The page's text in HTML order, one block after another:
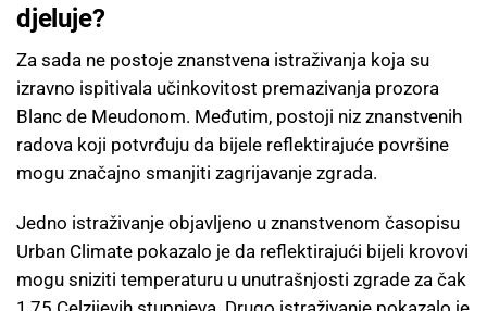
djeluje?
Za sada ne postoje znanstvena istraživanja koja su
izravno ispitivala učinkovitost premazivanja prozora
Blanc de Meudonom. Međutim, postoji niz znanstvenih
radova koji potvrđuju da bijele reflektirajuće površine
mogu značajno smanjiti zagrijavanje zgrada.
Jedno istraživanje objavljeno u znanstvenom časopisu
Urban Climate pokazalo je da reflektirajući bijeli krovovi
mogu sniziti temperaturu u unutrašnjosti zgrade za čak